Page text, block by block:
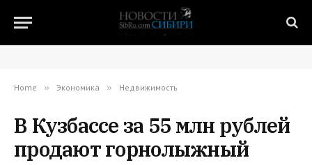
Home » Экономика » Недвижимость
В Кузбассе за 55 млн рублей
продают горнолыжный